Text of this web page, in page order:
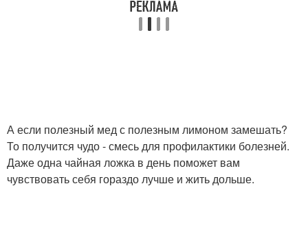
А если полезный мед с полезным лимоном замешать?
То получится чудо - смесь для профилактики болезней.
Даже одна чайная ложка в день поможет вам
чувствовать себя гораздо лучше и жить дольше.